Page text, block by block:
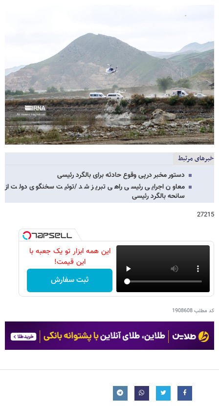
خبرهای مرتبط
دستور مخبر درپی وقوع حادثه برای بالگرد رئیسی
معاون اجرایی رئیسی راهی تبریز شد /توئیت سخنگوی دولت از
سانحه بالگرد رئیسی
27215
این همه ابزار تو یک جعبه با
این قیمت!
ثبت سفارش
کد مطلب1908608